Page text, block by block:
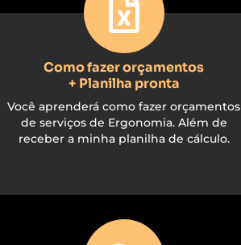
Como fazer orçamentos
+ Planilha pronta
Você aprenderá como fazer orçamentos
de serviços de Ergonomia. Além de
receber a minha planilha de cálculo.